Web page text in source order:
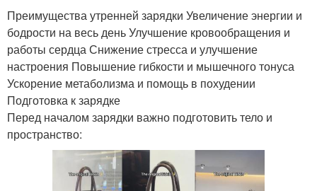
Преимущества утренней зарядки Увеличение энергии и
бодрости на весь день Улучшение кровообращения и
работы сердца Снижение стресса и улучшение
настроения Повышение гибкости и мышечного тонуса
Ускорение метаболизма и помощь в похудении
Подготовка к зарядке
Перед началом зарядки важно подготовить тело и
пространство: